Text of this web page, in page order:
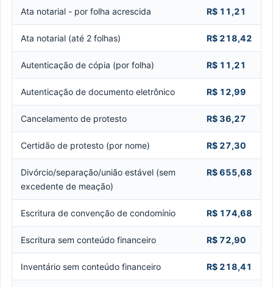
Ata notarial - por folha acrescida R$ 11,21
Ata notarial (até 2 folhas) R$ 218,42
Autenticação de cópia (por folha) R$ 11,21
Autenticação de documento eletrônico R$ 12,99
Cancelamento de protesto R$ 36,27
Certidão de protesto (por nome) R$ 27,30
Divórcio/separação/união estável (sem
excedente de meação)
R$ 655,68
Escritura de convenção de condomínio R$ 174,68
Escritura sem conteúdo financeiro R$ 72,90
Inventário sem conteúdo financeiro R$ 218,41